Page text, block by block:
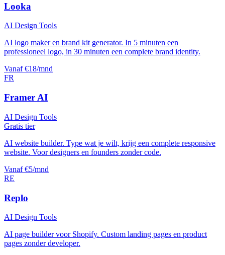
Looka
AI Design Tools
AI logo maker en brand kit generator. In 5 minuten een
professioneel logo, in 30 minuten een complete brand identity.
Vanaf €18/mnd
FR
Framer AI
AI Design Tools
Gratis tier
AI website builder. Type wat je wilt, krijg een complete responsive
website. Voor designers en founders zonder code.
Vanaf €5/mnd
RE
Replo
AI Design Tools
AI page builder voor Shopify. Custom landing pages en product
pages zonder developer.